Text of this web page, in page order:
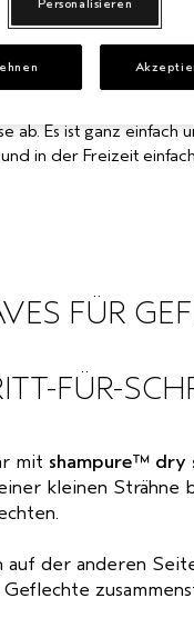
ab. Es ist ganz einfach
in der Freizeit
FÜR
FÜR-
mit shampure™ dry
kleinen Strähne
auf der anderen
Personalisieren